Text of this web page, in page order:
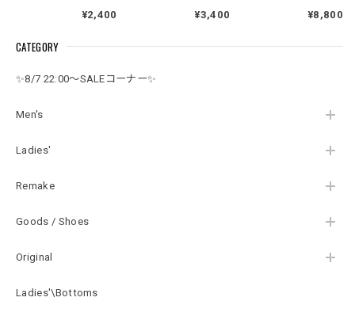
CATEGORY
✨8/7 22:00～SALEコーナー✨
Men's
Ladies'
Remake
Goods / Shoes
Original
Ladies'\Bottoms
ツ ハーフパンツ アメ
イト 白 ヴィンテージ
リカ古着 メンズW36
～37インチ
¥2,400
パード イージーパン
ト ロシア 白 ヴィンテ
ビンテージ ヨーロッ
パ古着 メンズW33イ
¥3,400
ックパンツ ジャパン
ージ グリーン ジャー
¥8,800